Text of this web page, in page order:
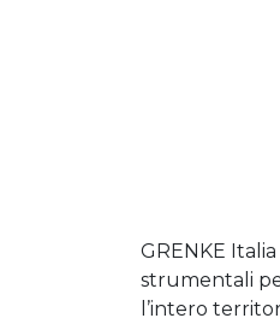
GRENKE
strumentali
l’intero